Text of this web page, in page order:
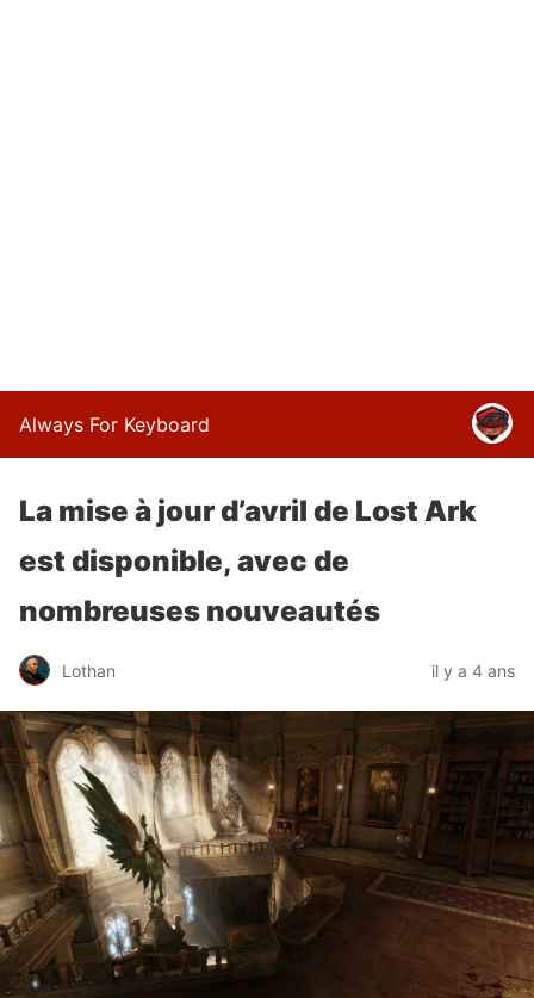
Always For Keyboard
La mise à jour d’avril de Lost Ark
est disponible, avec de
nombreuses nouveautés
Lothan il y a 4 ans